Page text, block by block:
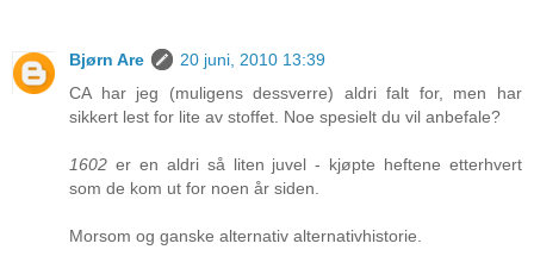
Bjørn Are
20 juni, 2010 13:39
CA har jeg (muligens dessverre) aldri falt for, men har
sikkert lest for lite av stoffet. Noe spesielt du vil anbefale?
1602 er en aldri så liten juvel - kjøpte heftene etterhvert
som de kom ut for noen år siden.
Morsom og ganske alternativ alternativhistorie.